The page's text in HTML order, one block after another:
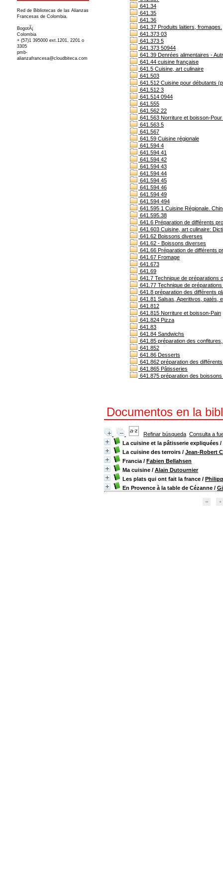
641.34
641.35
641.36
641.37 Produits laitiers, fromages.
641.373 03
641.373 5
641.373 50944
641.39 Denrées alimentaires -
641.44 cuisine française
641.5 Cuisine, art culinaire
641.503
641.512 Cuisine pour débutants
641.512 3
641.514 0944
641.555
641.562 22
641.563 Norriture et boisson-
641.563 5
641.567
641.59 Cuisine régionale
641.594 4
641.594 41
641.594 42
641.594 43
641.594 44
641.594 45
641.594 46
641.594 49
641.594 494
641.595 1 Cuisine Régionale.
641.595.38
641.6 Préparation de différents
641.603 Cuisine, art culinaire:
641.62 Boissons diverses
641.62 - Boissons diverses
641.66 Préparation de différents
641.67 Fromage
641.673
641.69
641.7 Technique de préparations
641.77 Technique de
641.8 préparation des différents
641.81 Salsas, Aperitivos, patés,
641.812
641.815 Norriture et boisson-Pain
641.824 Pizza
641.83
641.84 Sandwichs
641.85 préparation des
641.852
641.86 Desserts
641.862 préparation des
641.865 Pâtisseries
641.875 préparation des
Documentos en la
Refinar búsqueda Consulta a
La cuisine et la pâtisserie expliquées /
La cuisine des terroirs / Jean-Robert
Francia / Fabien Bellahsen
Ma cuisine / Alain Dutournier
Les plats qui ont fait la france /
En Provence à la table de Cézanne /
Red de Bibliotecas de las Alianzas
Francesas de Colombia.
BogotÃ¡
Colombia
+ (57)1 395000 ext.1201, 2201 o
3305
pmb-
alianzafrancesa@cloudbiteca.com